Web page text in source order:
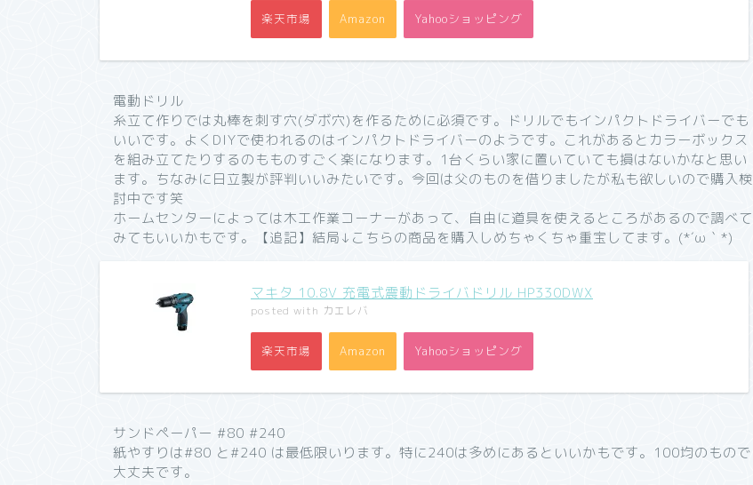
楽天市場 Amazon Yahooショッピング
電動ドリル
糸立て作りでは丸棒を刺す穴(ダボ穴)を作るために必須です。ドリルでもインパクトドライバーでも
いいです。よくDIYで使われるのはインパクトドライバーのようです。これがあるとカラーボックス
を組み立てたりするのもものすごく楽になります。1台くらい家に置いていても損はないかなと思い
ます。ちなみに日立製が評判いいみたいです。今回は父のものを借りましたが私も欲しいので購入検
討中です笑
ホームセンターによっては木工作業コーナーがあって、自由に道具を使えるところがあるので調べて
みてもいいかもです。【追記】結局↓こちらの商品を購入しめちゃくちゃ重宝してます。(*´ω｀*)
マキタ 10.8V 充電式震動ドライバドリル HP330DWX
posted with カエレバ
楽天市場 Amazon Yahooショッピング
サンドペーパー #80 #240
紙やすりは#80 と#240 は最低限いります。特に240は多めにあるといいかもです。100均のもので
大丈夫です。